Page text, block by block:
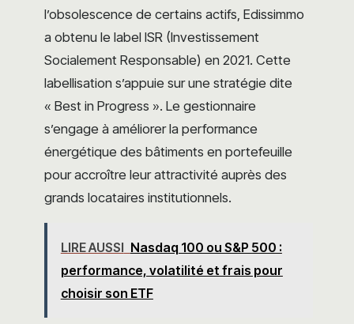
l’obsolescence de certains actifs, Edissimmo
a obtenu le label ISR (Investissement
Socialement Responsable) en 2021. Cette
labellisation s’appuie sur une stratégie dite
« Best in Progress ». Le gestionnaire
s’engage à améliorer la performance
énergétique des bâtiments en portefeuille
pour accroître leur attractivité auprès des
grands locataires institutionnels.
LIRE AUSSI Nasdaq 100 ou S&P 500 :
performance, volatilité et frais pour
choisir son ETF